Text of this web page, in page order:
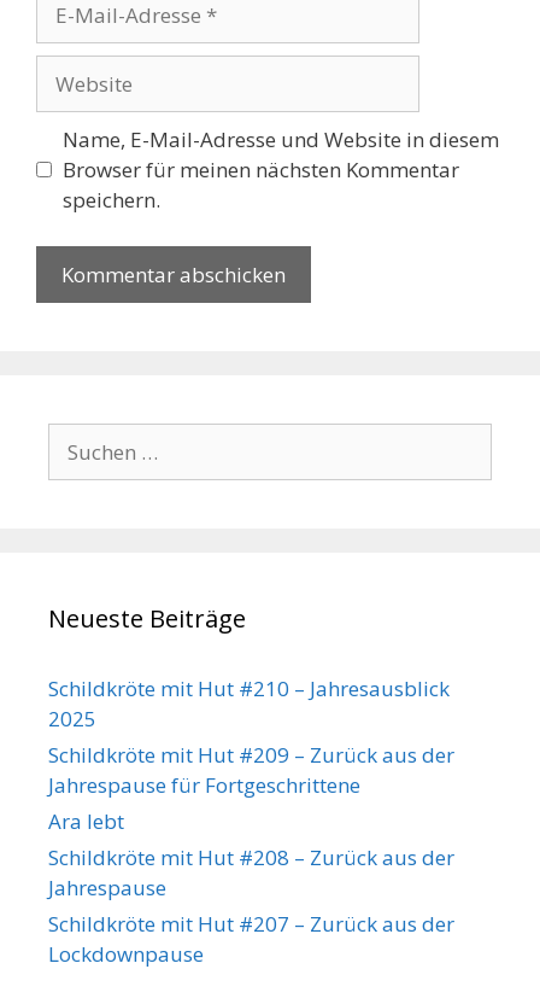
Mail-
Adresse
Name, E-Mail-Adresse und Website in diesem
Browser für meinen nächsten Kommentar
speichern.
nach:
Neueste Beiträge
Schildkröte mit Hut #210 – Jahresausblick
2025
Schildkröte mit Hut #209 – Zurück aus der
Jahrespause für Fortgeschrittene
Ara lebt
Schildkröte mit Hut #208 – Zurück aus der
Jahrespause
Schildkröte mit Hut #207 – Zurück aus der
Lockdownpause